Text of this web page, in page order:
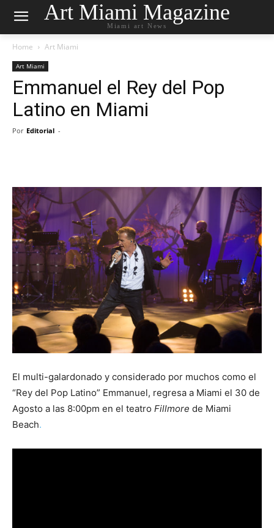
Art Miami Magazine
Miami art News
Home Art Miami
Art Miami
Emmanuel el Rey del Pop
Latino en Miami
Por Editorial -
El multi-galardonado y considerado por muchos como el
“Rey del Pop Latino” Emmanuel, regresa a Miami el 30 de
Agosto a las 8:00pm en el teatro Fillmore de Miami
Beach.